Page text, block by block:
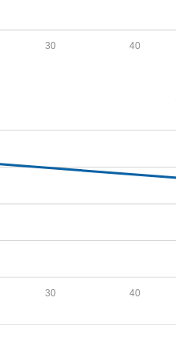
40
30
40
30